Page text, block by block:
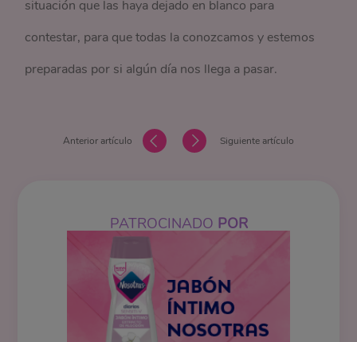
situación que las haya dejado en blanco para
contestar, para que todas la conozcamos y estemos
preparadas por si algún día nos llega a pasar.
Anterior artículo Siguiente artículo
PATROCINADO POR